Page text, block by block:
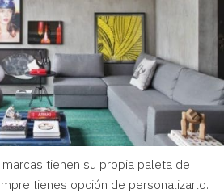
tienen su propia paleta de
tienes opción de personalizarlo.